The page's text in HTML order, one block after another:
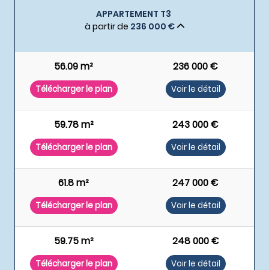
APPARTEMENT T3
à partir de 236 000 €
56.09 m² 236 000 €
Télécharger le plan Voir le détail
59.78 m² 243 000 €
Télécharger le plan Voir le détail
61.8 m² 247 000 €
Télécharger le plan Voir le détail
59.75 m² 248 000 €
Télécharger le plan Voir le détail